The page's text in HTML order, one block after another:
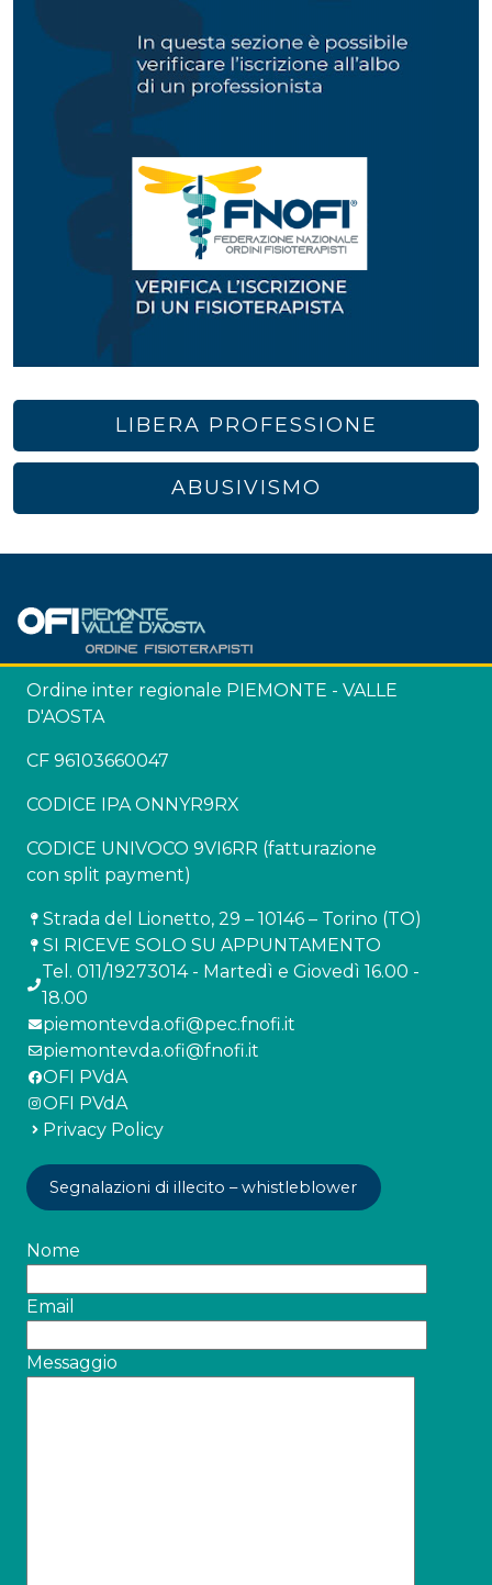
LIBERA PROFESSIONE
ABUSIVISMO
Ordine inter regionale PIEMONTE - VALLE
D'AOSTA
CF 96103660047
CODICE IPA ONNYR9RX
CODICE UNIVOCO 9VI6RR (fatturazione
con split payment)
Strada del Lionetto, 29 – 10146 – Torino (TO)
SI RICEVE SOLO SU APPUNTAMENTO
Tel. 011/19273014 - Martedì e Giovedì 16.00 -
18.00
piemontevda.ofi@pec.fnofi.it
piemontevda.ofi@fnofi.it
OFI PVdA
OFI PVdA
Privacy Policy
Segnalazioni di illecito – whistleblower
Nome
Email
Messaggio